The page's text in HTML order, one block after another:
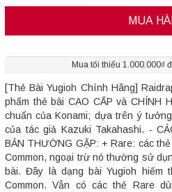
MUA
Mua tối thiểu 1.000.000₫
[Thẻ Bài Yugioh Chính Hãng]
phẩm thẻ bài CAO CẤP và CHÍNH
chuẩn của Konami; dựa trên ý
của tác giả Kazuki Takahashi. -
BẢN THƯỜNG GẶP: + Rare: các
Common, ngoại trừ nó thường sử
bài. Đây là dạng bài Yugioh hiếm
Common. Vẫn có các thẻ Rare